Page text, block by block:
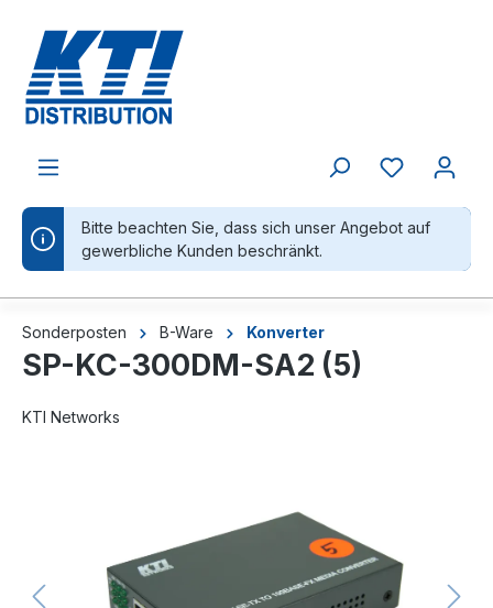
Bitte beachten Sie, dass sich unser Angebot auf
gewerbliche Kunden beschränkt.
Sonderposten B-Ware Konverter
SP-KC-300DM-SA2 (5)
KTI Networks